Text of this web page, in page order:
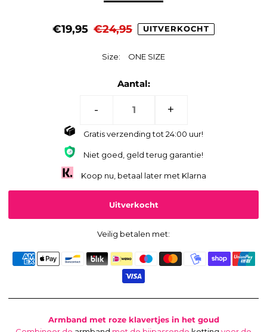
€19,95 €24,95 UITVERKOCHT
Size: ONE SIZE
Aantal:
- +
Gratis verzending tot 24:00 uur!
Niet goed, geld terug garantie!
Koop nu, betaal later met Klarna
Veilig betalen met:
Armband met roze klavertjes in het goud